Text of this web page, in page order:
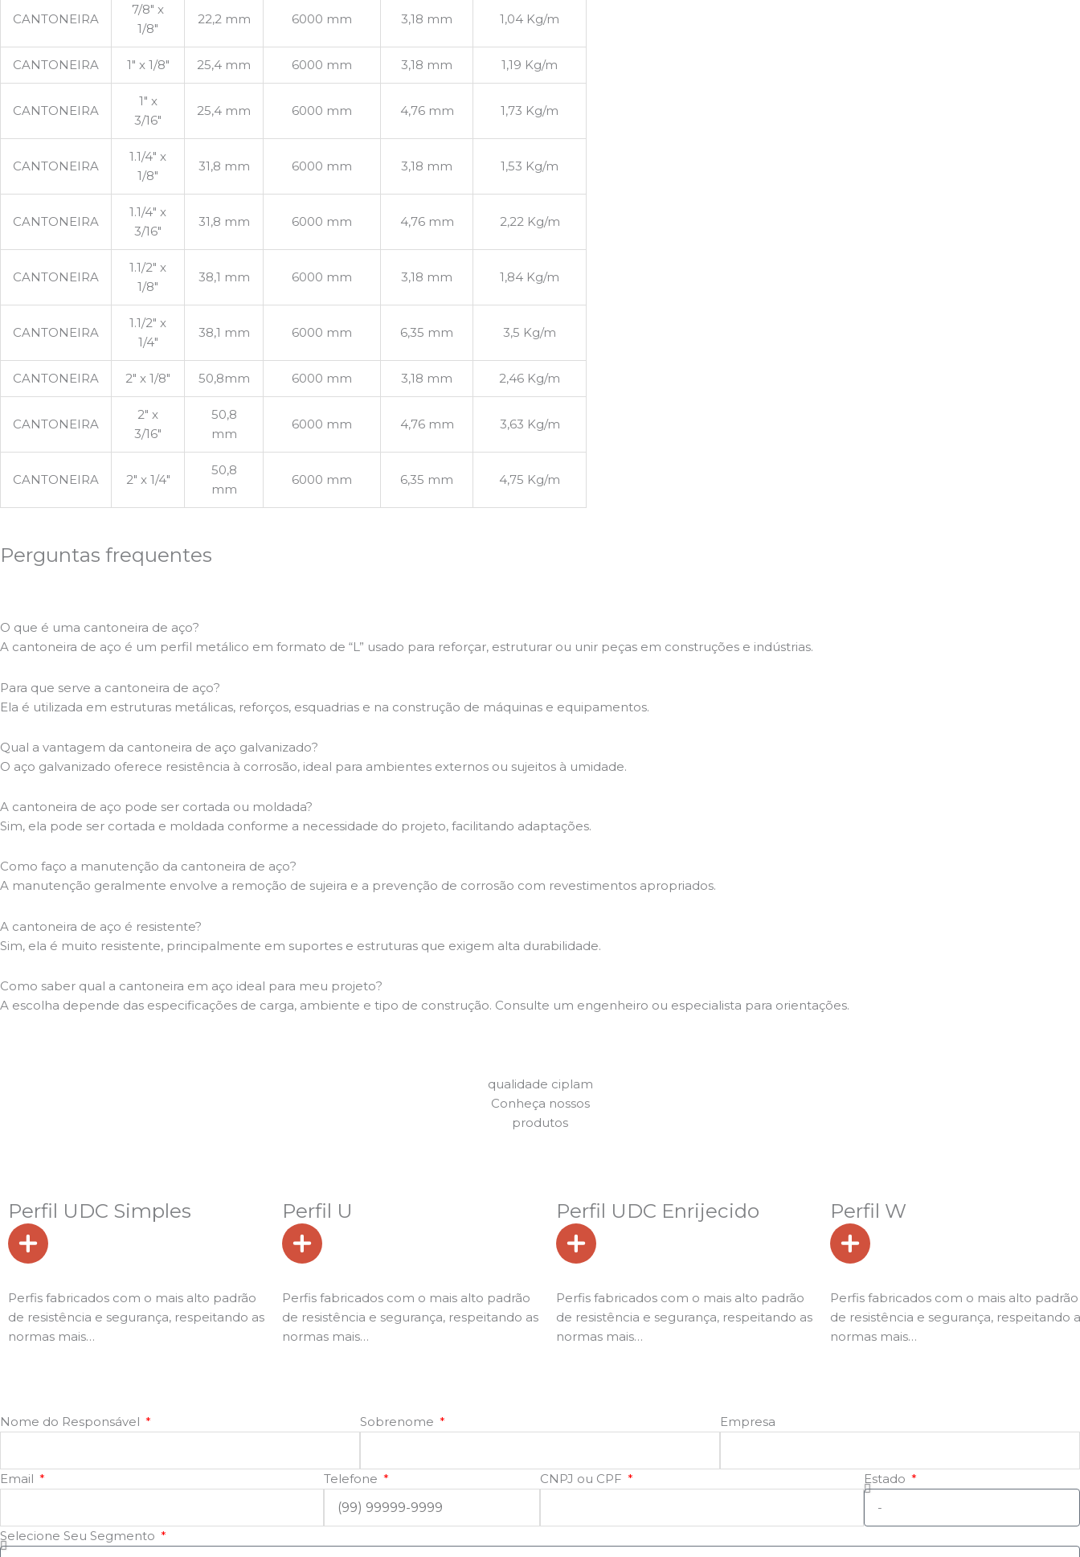
CANTONEIRA
7/8″ x
1/8″
22,2 mm 6000 mm 3,18 mm 1,04 Kg/m
CANTONEIRA 1″ x 1/8″ 25,4 mm 6000 mm 3,18 mm 1,19 Kg/m
CANTONEIRA
1″ x
3/16″
25,4 mm 6000 mm 4,76 mm 1,73 Kg/m
CANTONEIRA
1.1/4″ x
1/8″
31,8 mm 6000 mm 3,18 mm 1,53 Kg/m
CANTONEIRA
1.1/4″ x
3/16″
31,8 mm 6000 mm 4,76 mm 2,22 Kg/m
CANTONEIRA
1.1/2″ x
1/8″
38,1 mm 6000 mm 3,18 mm 1,84 Kg/m
CANTONEIRA
1.1/2″ x
1/4″
38,1 mm 6000 mm 6,35 mm 3,5 Kg/m
CANTONEIRA 2″ x 1/8″ 50,8mm 6000 mm 3,18 mm 2,46 Kg/m
CANTONEIRA
2″ x
3/16″
50,8
mm
6000 mm 4,76 mm 3,63 Kg/m
CANTONEIRA 2″ x 1/4″
50,8
mm
6000 mm 6,35 mm 4,75 Kg/m
Perguntas frequentes
O que é uma cantoneira de aço?
A cantoneira de aço é um perfil metálico em formato de “L” usado para reforçar, estruturar ou unir peças em construções e indústrias.
Para que serve a cantoneira de aço?
Ela é utilizada em estruturas metálicas, reforços, esquadrias e na construção de máquinas e equipamentos.
Qual a vantagem da cantoneira de aço galvanizado?
O aço galvanizado oferece resistência à corrosão, ideal para ambientes externos ou sujeitos à umidade.
A cantoneira de aço pode ser cortada ou moldada?
Sim, ela pode ser cortada e moldada conforme a necessidade do projeto, facilitando adaptações.
Como faço a manutenção da cantoneira de aço?
A manutenção geralmente envolve a remoção de sujeira e a prevenção de corrosão com revestimentos apropriados.
A cantoneira de aço é resistente?
Sim, ela é muito resistente, principalmente em suportes e estruturas que exigem alta durabilidade.
Como saber qual a cantoneira em aço ideal para meu projeto?
A escolha depende das especificações de carga, ambiente e tipo de construção. Consulte um engenheiro ou especialista para orientações.
qualidade ciplam
Conheça nossos
produtos
Perfil UDC Simples
Perfis fabricados com o mais alto padrão
de resistência e segurança, respeitando as
normas mais…
Perfil U
Perfis fabricados com o mais alto padrão
de resistência e segurança, respeitando as
normas mais…
Perfil UDC Enrijecido
Perfis fabricados com o mais alto padrão
de resistência e segurança, respeitando as
normas mais…
Perfil W
Perfis fabricados com o mais alto padrão
de resistência e segurança, respeitando
normas mais…
Nome do Responsável Sobrenome Empresa
Email Telefone CNPJ ou CPF Estado
Selecione Seu Segmento